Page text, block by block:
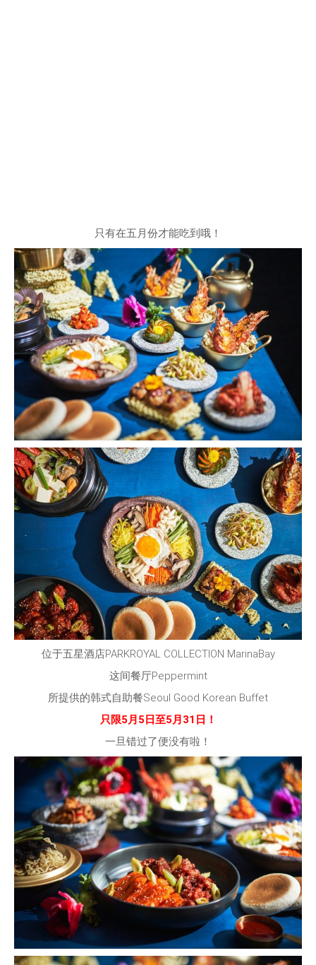
只有在五月份才能吃到哦！
位于五星酒店PARKROYAL COLLECTION MarinaBay
这间餐厅Peppermint
所提供的韩式自助餐Seoul Good Korean Buffet
只限5月5日至5月31日！
一旦错过了便没有啦！